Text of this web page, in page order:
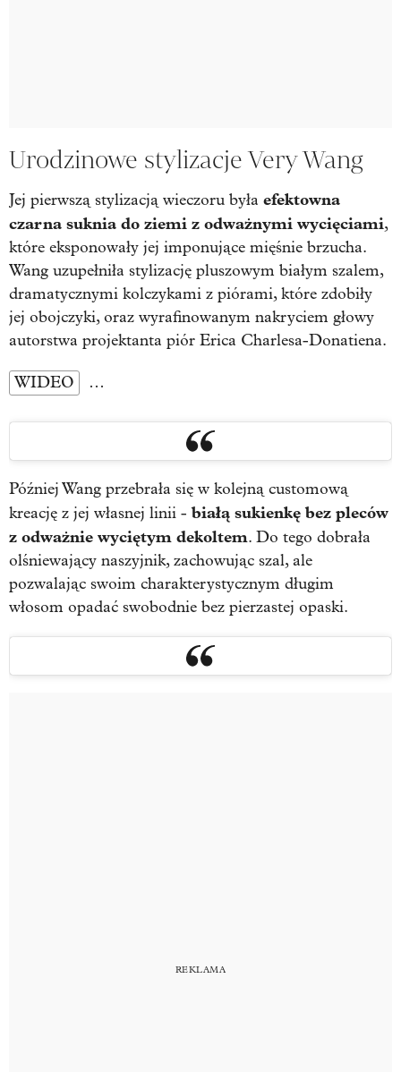
Urodzinowe stylizacje Very Wang
Jej pierwszą stylizacją wieczoru była efektowna
czarna suknia do ziemi z odważnymi wycięciami,
które eksponowały jej imponujące mięśnie brzucha.
Wang uzupełniła stylizację pluszowym białym szalem,
dramatycznymi kolczykami z piórami, które zdobiły
jej obojczyki, oraz wyrafinowanym nakryciem głowy
autorstwa projektanta piór Erica Charlesa-Donatiena.
WIDEO …
Później Wang przebrała się w kolejną customową
kreację z jej własnej linii - białą sukienkę bez pleców
z odważnie wyciętym dekoltem. Do tego dobrała
olśniewający naszyjnik, zachowując szal, ale
pozwalając swoim charakterystycznym długim
włosom opadać swobodnie bez pierzastej opaski.